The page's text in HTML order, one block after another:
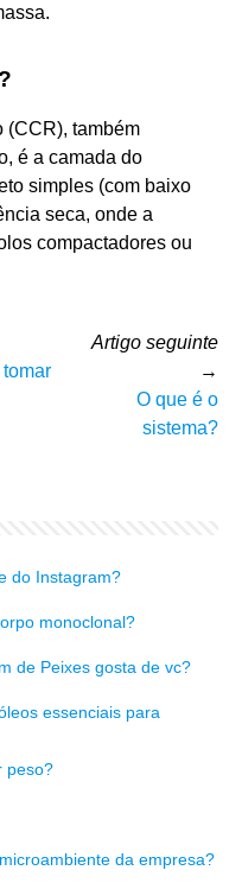
(CCR), também
é a camada do
simples (com baixo
seca, onde a
compactadores ou
Artigo seguinte
→
O que é o
sistema?
do Instagram?
monoclonal?
de Peixes gosta de vc?
essenciais para
peso?
da empresa?